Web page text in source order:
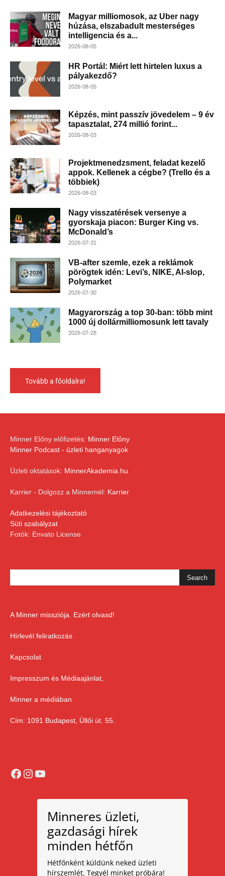
Magyar milliomosok, az Uber nagy
húzása, elszabadult mesterséges
intelligencia és a...
2026-08-05
HR Portál: Miért lett hirtelen luxus a
pályakezdő?
2026-08-05
Képzés, mint passzív jövedelem – 9 év
tapasztalat, 274 millió forint...
2026-08-03
Projektmenedzsment, feladat kezelő
appok. Kellenek a cégbe? (Trello és a
többiek)
2026-08-03
Nagy visszatérések versenye a
gyorskaja piacon: Burger King vs.
McDonald’s
2026-07-31
VB-after szemle, ezek a reklámok
pörögtek idén: Levi’s, NIKE, AI-slop,
Polymarket
2026-07-30
Magyarország a top 30-ban: több mint
1000 új dollármilliomosunk lett tavaly
2026-07-28
Tovább a főoldalra!
Minner Előny előfizetés: Minner Előny
Minner Podcast - üzleti hanganyagok
Üzleti oktatások: MinnerAkademia.hu
Karrier - Dolgozz a Minnernél: Karrier
Adatkezelési tájékoztató
Süti szabályzat
Fotók: Envato License
A Minner missziója. Ezért olvasd!
Hírlevél feliratkozás
Kapcsolat
Impresszum és Médiaajánlat,
Minner a médiában
Cím: 1091 Budapest, Üllői út. 55.
Facebook
Instagram
YouTube
Minneres üzleti,
gazdasági hírek
minden hétfőn
Hétfőnként küldünk neked üzleti
hírszemlét. Tegyél minket próbára!